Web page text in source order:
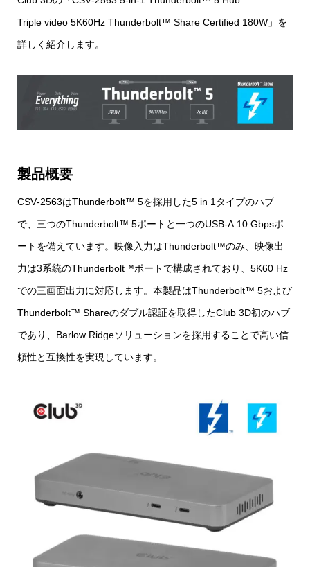
Triple video 5K60Hz Thunderbolt™ Share Certified 180W」を
詳しく紹介します。
製品概要
CSV‑2563はThunderbolt™ 5を採用した5 in 1タイプのハブ
で、三つのThunderbolt™ 5ポートと一つのUSB‑A 10 Gbpsポ
ートを備えています。映像入力はThunderbolt™のみ、映像出
力は3系統のThunderbolt™ポートで構成されており、5K60 Hz
での三画面出力に対応します。本製品はThunderbolt™ 5および
Thunderbolt™ Shareのダブル認証を取得したClub 3D初のハブ
であり、Barlow Ridgeソリューションを採用することで高い信
頼性と互換性を実現しています。